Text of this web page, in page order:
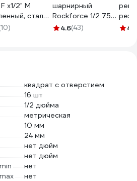
х1/2" M
сталь
Forsage
шарнирный
Rockforce 1/2 750
мм RF-
4.6(43) 4.3
квадрат с отверстием
16 шт
1/2 дюйма
метрическая
10 мм
24 мм
нет дюйм
нет дюйм
нет
нет